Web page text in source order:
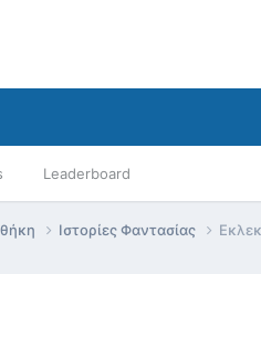
Leaderboard
Ιστορίες Φαντασίας